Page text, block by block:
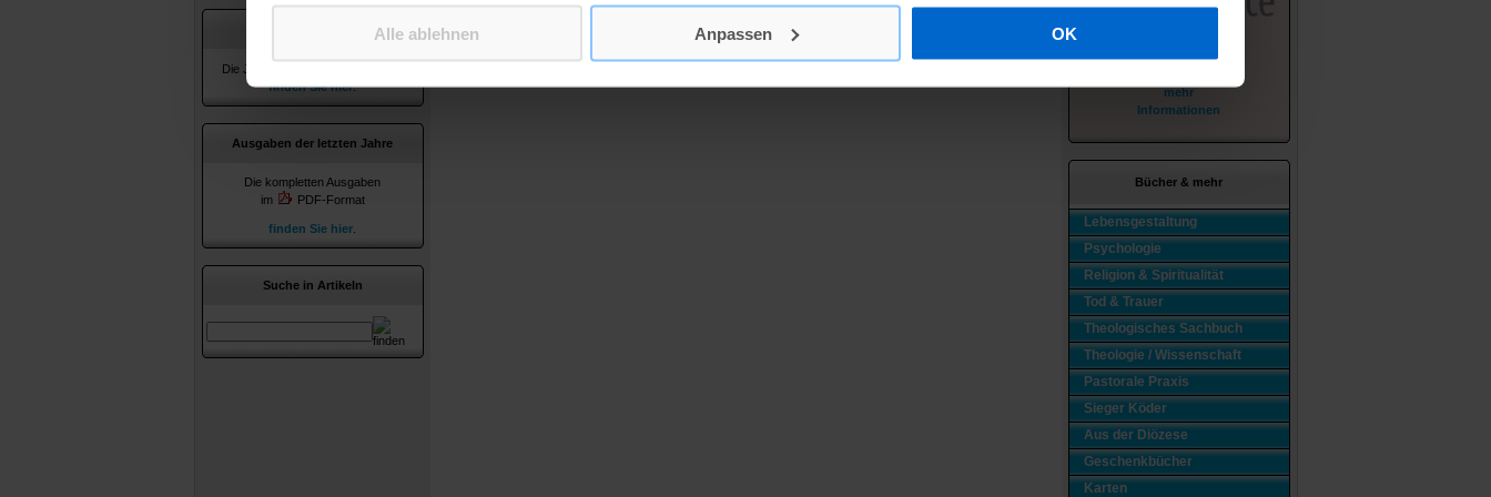
Alle ablehnen Anpassen OK
Die Jahresverzeichnisse ab 2010
finden Sie hier.
Ausgaben der letzten Jahre
Die kompletten Ausgaben
im
PDF-Format
finden Sie hier
Suche in Artikeln
mehr
Informationen
Bücher & mehr
Lebensgestaltung
Psychologie
Religion & Spiritualität
Tod & Trauer
Theologisches Sachbuch
Theologie / Wissenschaft
Pastorale Praxis
Sieger Köder
Aus der Diözese
Geschenkbücher
Karten